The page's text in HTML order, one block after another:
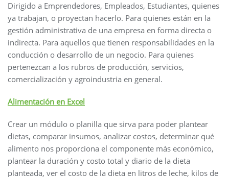
Dirigido a Emprendedores, Empleados, Estudiantes, quienes
ya trabajan, o proyectan hacerlo. Para quienes están en la
gestión administrativa de una empresa en forma directa o
indirecta. Para aquellos que tienen responsabilidades en la
conducción o desarrollo de un negocio. Para quienes
pertenezcan a los rubros de producción, servicios,
comercialización y agroindustria en general.
Alimentación en Excel
Crear un módulo o planilla que sirva para poder plantear
dietas, comparar insumos, analizar costos, determinar qué
alimento nos proporciona el componente más económico,
plantear la duración y costo total y diario de la dieta
planteada, ver el costo de la dieta en litros de leche, kilos de